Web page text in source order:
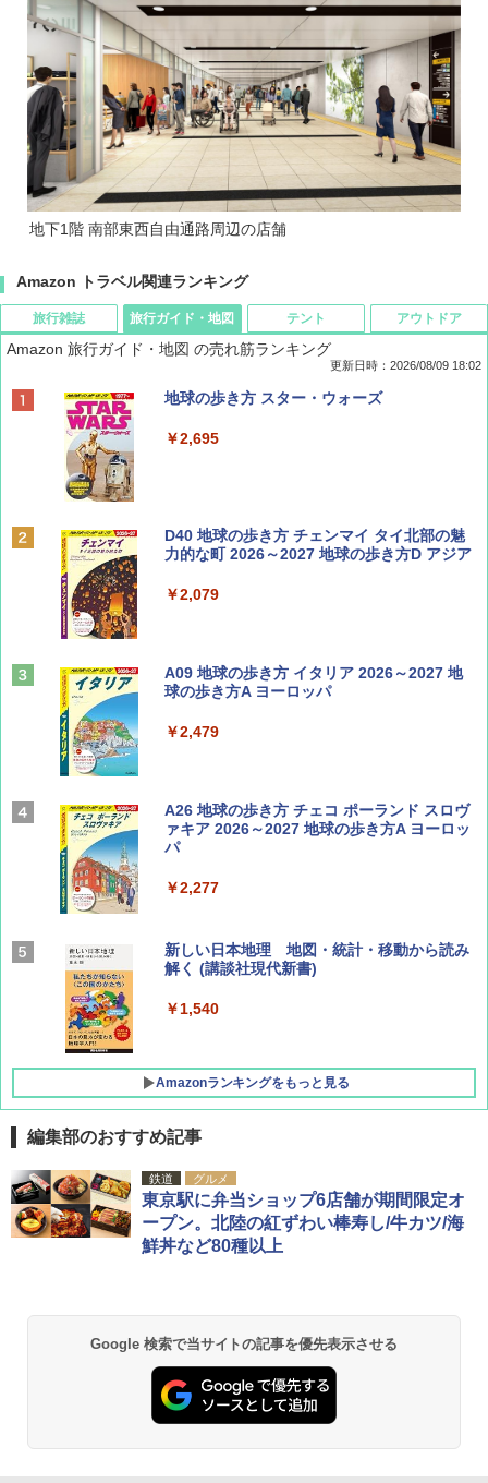
地下1階 南部東西自由通路周辺の店舗
Amazon トラベル関連ランキング
旅行雑誌
BE-PAL(ビ-パル) 2026年 9 月号【特別付録:
ディズニーファン ２０２６年 ９月号 [雑
誌] (ＤＩＳＮＥＹ ＦＡＮ)
￥713
山と溪谷 2026年8月号「南アルプス大全」
Coyote No.89 特集 星野道夫 夢見る旅
￥1,540
AIRLINE（エアライン）2026年9月号【特
集】ボーイング110周年を祝して！
￥1,760
旅行ガイド・地図
Amazon 旅行ガイド・地図 の売れ筋ランキング
更新日時：2026/08/09 18:02
地球の歩き方 スター・ウォーズ
￥2,695
D40 地球の歩き方 チェンマイ タイ北部の魅
力的な町 2026～2027 地球の歩き方D アジア
￥2,079
A09 地球の歩き方 イタリア 2026～2027 地
球の歩き方A ヨーロッパ
￥2,479
A26 地球の歩き方 チェコ ポーランド スロヴ
ァキア 2026～2027 地球の歩き方A ヨーロッ
パ
￥2,277
新しい日本地理 地図・統計・移動から読み
解く (講談社現代新書)
￥1,540
Amazonランキングをもっと見る
テント
[キャンパーズコレクション 山善] ポップアッ
プテント 傘みたいに広げて畳める パッとサ
ッとサンシェード キューブ フルクローズ メ
ッシュ 簡単設置 ワンタッチテント キャンプ
&ハイキング カーキ PATC-150(KH)
PYKES PEAK (パイクスピーク) 着替えテン
ト プライバシー テント 【中が透けない】 1
人用 折りたたみ 防災グッズ 災害用トイレ ビ
ーチ ピクニック ポップアップテント 携帯 簡
易 トイレテント (オリーブ)
アウトドア
DEWEL パラソル 大型 ビーチ アウトドアパ
ラソル ガーデン サイトシート付 折りたたみ
防水 UVカット 4段階高さ調整 軽量 収納袋付
き
026リニューアル 急速冷凍 空間倍増 衛生的
コンパクト 保冷力長持ち
￥2,980
編集部のおすすめ記事
鉄道 グルメ
東京駅に弁当ショップ6店舗が期間限定オ
ープン。北陸の紅ずわい棒寿し/牛カツ/海
鮮丼など80種以上
Google 検索で当サイトの記事を優先表示させる